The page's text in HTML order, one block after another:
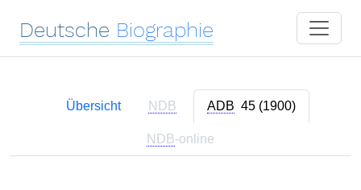
Deutsche Biographie
Übersicht NDB ADB 45 (1900)
NDB-online